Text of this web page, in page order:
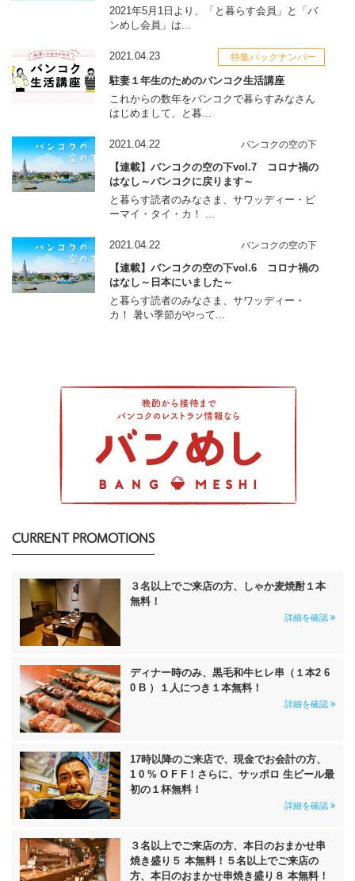
2021年5月1日より、「と暮らす会員」と「バ
ンめし会員」は...
2021.04.23 特集バックナンバー
駐妻１年生のためのバンコク生活講座
これからの数年をバンコクで暮らすみなさん
はじめまして、と暮...
2021.04.22 バンコクの空の下
【連載】バンコクの空の下vol.7 コロナ禍の
はなし～バンコクに戻ります～
と暮らす読者のみなさま、サワッディー・ピ
ーマイ・タイ・カ！ ...
2021.04.22 バンコクの空の下
【連載】バンコクの空の下vol.6 コロナ禍の
はなし～日本にいました～
と暮らす読者のみなさま、サワッディー・
カ！ 暑い季節がやって...
CURRENT PROMOTIONS
３名以上でご来店の方、しゃか麦焼酎１本
無料！
詳細を確認
ディナー時のみ、黒毛和牛ヒレ串（１本2 6
0 B ）１人につき１本無料！
詳細を確認
17時以降のご来店で、現金でお会計の方、
1 0 % O F F！さらに、サッポロ 生ビール最
初の１杯無料！
詳細を確認
３名以上でご来店の方、本日のおまかせ串
焼き盛り５ 本無料！５名以上でご来店の
方、本日のおまかせ串焼き盛り８ 本無料！